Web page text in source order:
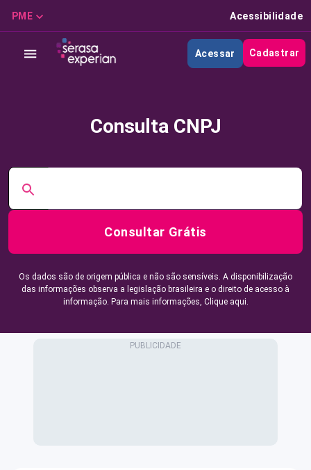
PME Acessibilidade
Acessar Cadastrar
Consulta CNPJ
Consultar Grátis
Os dados são de origem pública e não são sensíveis. A disponibilização
das informações observa a legislação brasileira e o direito de acesso à
informação. Para mais informações, Clique aqui.